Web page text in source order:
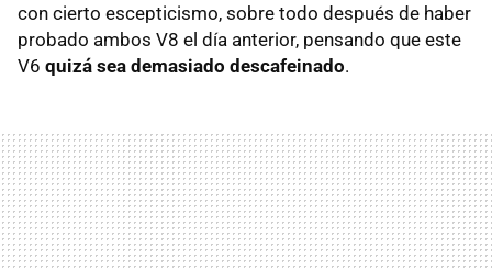
con cierto escepticismo, sobre todo después de haber
probado ambos V8 el día anterior, pensando que este
V6 quizá sea demasiado descafeinado.